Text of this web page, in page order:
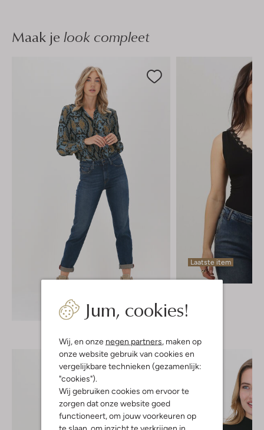
Jum, cookies!
Wij, en onze negen partners, maken op
onze website gebruik van cookies en
vergelijkbare technieken (gezamenlijk:
"cookies").
Wij gebruiken cookies om ervoor te
zorgen dat onze website goed
functioneert, om jouw voorkeuren op
te slaan, om inzicht te verkrijgen in
Maak je look compleet
Ontdek de look
Laatste item